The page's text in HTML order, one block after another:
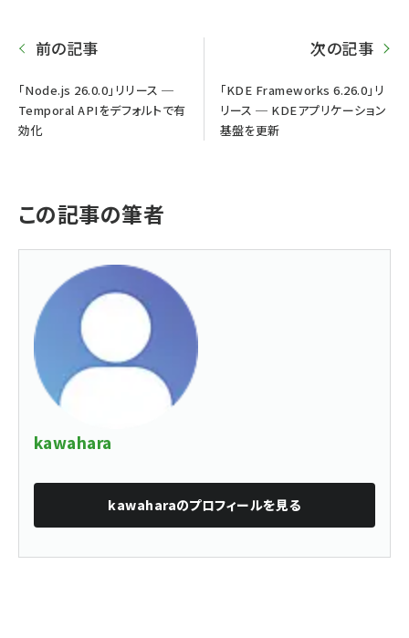
前の記事
「Node.js 26.0.0」リリース ─
Temporal APIをデフォルトで有
効化
次の記事
「KDE Frameworks 6.26.0」リ
リース ─ KDEアプリケーション
基盤を更新
この記事の筆者
kawahara
kawaharaのプロフィールを見る